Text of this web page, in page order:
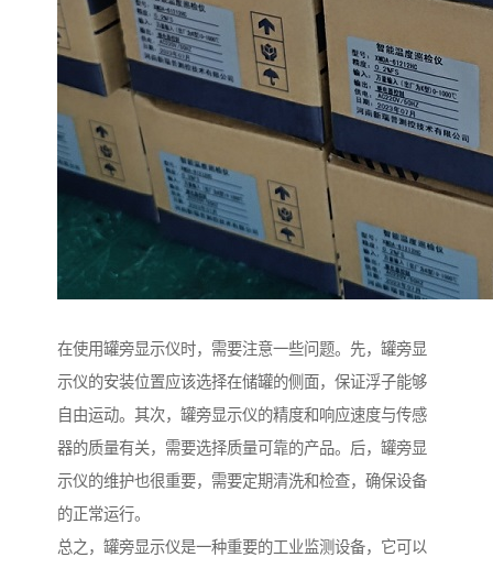
在使用罐旁显示仪时，需要注意一些问题。先，罐旁显
示仪的安装位置应该选择在储罐的侧面，保证浮子能够
自由运动。其次，罐旁显示仪的精度和响应速度与传感
器的质量有关，需要选择质量可靠的产品。后，罐旁显
示仪的维护也很重要，需要定期清洗和检查，确保设备
的正常运行。
总之，罐旁显示仪是一种重要的工业监测设备，它可以